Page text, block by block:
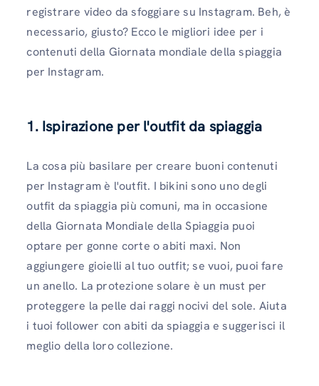
registrare video da sfoggiare su Instagram. Beh, è
​​necessario, giusto? Ecco le migliori idee per i
contenuti della Giornata mondiale della spiaggia
per Instagram.
1. Ispirazione per l'outfit da spiaggia
La cosa più basilare per creare buoni contenuti
per Instagram è l'outfit. I bikini sono uno degli
outfit da spiaggia più comuni, ma in occasione
della Giornata Mondiale della Spiaggia puoi
optare per gonne corte o abiti maxi. Non
aggiungere gioielli al tuo outfit; se vuoi, puoi fare
un anello. La protezione solare è un must per
proteggere la pelle dai raggi nocivi del sole. Aiuta
i tuoi follower con abiti da spiaggia e suggerisci il
meglio della loro collezione.